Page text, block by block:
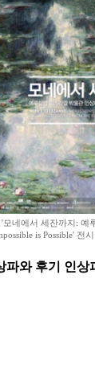
네에서 세잔까지: 예
is Possible' 전
와 후기 인상